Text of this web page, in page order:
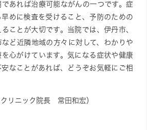
あれば治療可能ながんの一つです。症
めに検査を受けること、予防のための
ことが大切です。当院では、伊丹市、
ど近隣地域の方々に対して、わかりや
心がけています。気になる症状や健康
なことがあれば、どうぞお気軽にご相
クリニック院長 常田和宏）